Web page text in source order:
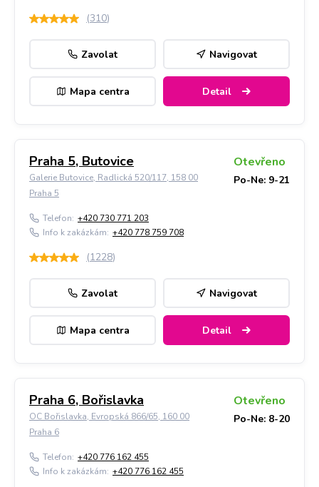
(310)
Zavolat Navigovat
Mapa centra Detail
Praha 5, Butovice
Galerie Butovice, Radlická 520/117, 158 00
Praha 5
Otevřeno
Po-Ne: 9-21
Telefon: +420 730 771 203
Info k zakázkám: +420 778 759 708
(1228)
Zavolat Navigovat
Mapa centra Detail
Praha 6, Bořislavka
OC Bořislavka, Evropská 866/65, 160 00
Praha 6
Otevřeno
Po-Ne: 8-20
Telefon: +420 776 162 455
Info k zakázkám: +420 776 162 455